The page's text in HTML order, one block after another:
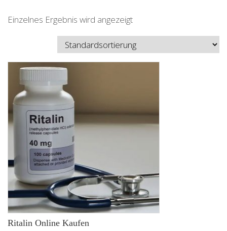
Einzelnes Ergebnis wird angezeigt
Ritalin Online Kaufen